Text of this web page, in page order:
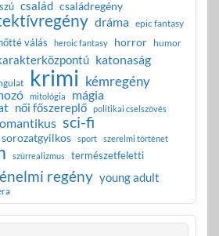
család családregény
dráma epic fantasy
válás heroic fantasy horror humor
katonaság
krimi kémregény
mitológia mágia
női főszereplő politikai cselszövés
sci-fi
sorozatgyilkos sport szerelmi történet
szürrealizmus természetfeletti
regény young adult